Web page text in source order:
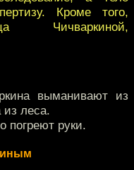
Кроме того,
Чичваркиной,
выманивают из
из леса.
погреют руки.